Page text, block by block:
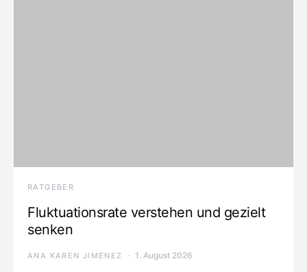
RATGEBER
Fluktuationsrate verstehen und gezielt
senken
ANA KAREN JIMENEZ 1. August 2026